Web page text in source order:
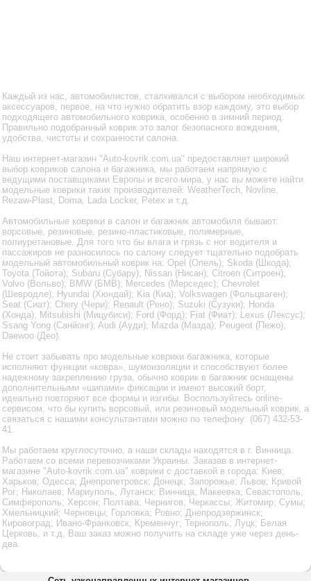
Каждый из нас, автомобилистов, сталкивался с выбором необходимых
аксессуаров, первое, на что нужно обратить взор каждому, это выбор
подходящего автомобильного коврика, особенно в зимний период.
Правильно подобранный коврик это залог безопасного вождения,
удобства, чистоты и сохранности салона.
Наш интернет-магазин "Auto-kovrik.com.ua" предоставляет широкий
выбор ковриков салона и багажника, мы работаем напрямую с
ведущими поставщиками Европы и всего мира, у нас вы можете найти
модельные коврики таких производителей: WeatherTech, Novline,
Rezaw-Plast, Doma, Lada Locker, Petex и т.д.
Автомобильные коврики в салон и багажник автомобиля бывают:
ворсовые, резиновые, резино-пластиковые, полимерные,
полиуретановые. Для того что бы влага и грязь с ног водителя и
пассажиров не разносилось по салону следует тщательно подобрать
модельный автомобильный коврик на: Opel (Опель); Skoda (Шкода);
Toyota (Тойота); Subaru (Субару); Nissan (Нисан); Citroen (Ситроен);
Volvo (Вольво); BMW (БМВ); Mercedes (Мерседес); Chevrolet
(Шевродле); Hyundai (Хюндай); Kia (Киа); Volkswagen (Фольцваген);
Seat (Сиат); Chery (Чери); Renault (Рено); Suzuki (Сузуки); Honda
(Хонда); Mitsubishi (Мицубиси); Ford (Форд); Fiat (Фиат); Lexus (Лексус);
Ssang Yong (Санйонг); Audi (Ауди); Mazda (Мазда); Peugeot (Пежо);
Daewoo (Део).
Не стоит забывать про модельные коврики багажника, которые
исполняют функции «ковра», шумоизоляции и способствуют более
надежному закреплению груза, обычно коврик в багажник оснащены
дополнительными «шипами» фиксации и имеют высокий борт,
идеально повторяют все формы и изгибы. Воспользуйтесь online-
сервисом, что бы купить ворсовый, или резиновый модельный коврик, а
связаться с нашими консультантами можно по телефону: (067) 432-53-
41.
Мы работаем круглосуточно, а наши склады находятся в г. Винница.
Работаем со всеми перевозчиками Украины. Заказав в интернет-
магазине "Auto-kovrik.com.ua" коврики с доставкой в города: Киев;
Харьков; Одесса; Днепропетровск; Донецк; Запорожье; Львов; Кривой
Рог; Николаев; Мариуполь; Луганск; Винница; Макеевка; Севастополь;
Симферополь; Херсон; Полтава; Чернигов; Черкассы; Житомир; Сумы;
Хмельницкий; Черновцы; Горловка; Ровно; Днепродзержинск;
Кировоград; Ивано-Франковск; Кременчуг; Тернополь; Луцк; Белая
Церковь, и т.д, Ваш заказ можно получить на складе уже через день-
два.